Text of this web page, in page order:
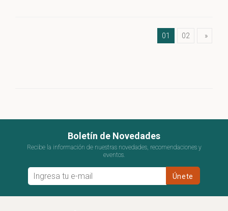
01 02 »
Boletín de Novedades
Recibe la información de nuestras novedades, recomendaciones y
eventos.